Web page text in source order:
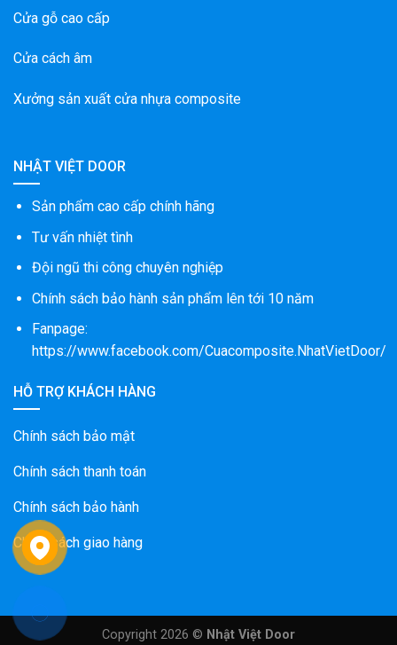
Cửa gỗ cao cấp
Cửa cách âm
Xưởng sản xuất cửa nhựa composite
NHẬT VIỆT DOOR
Sản phẩm cao cấp chính hãng
Tư vấn nhiệt tình
Đội ngũ thi công chuyên nghiệp
Chính sách bảo hành sản phẩm lên tới 10 năm
Fanpage:
https://www.facebook.com/Cuacomposite.NhatVietDoor/
HỖ TRỢ KHÁCH HÀNG
Chính sách bảo mật
Chính sách thanh toán
Chính sách bảo hành
Chính sách giao hàng
Copyright 2026 © Nhật Việt Door